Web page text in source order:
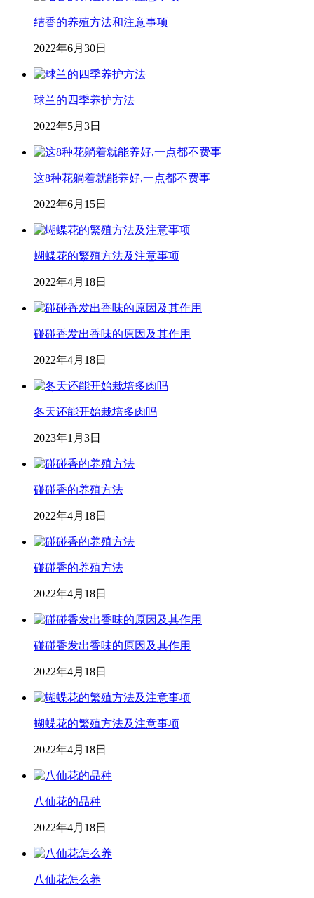
结香的养殖方法和注意事项
2022年6月30日
球兰的四季养护方法
2022年5月3日
这8种花躺着就能养好,一点都不费事
2022年6月15日
蝴蝶花的繁殖方法及注意事项
2022年4月18日
碰碰香发出香味的原因及其作用
2022年4月18日
冬天还能开始栽培多肉吗
2023年1月3日
碰碰香的养殖方法
2022年4月18日
碰碰香的养殖方法
2022年4月18日
碰碰香发出香味的原因及其作用
2022年4月18日
蝴蝶花的繁殖方法及注意事项
2022年4月18日
八仙花的品种
2022年4月18日
八仙花怎么养